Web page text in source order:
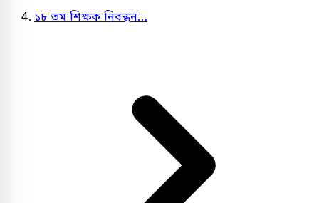
১৮ তম শিক্ষক নিবন্ধন…